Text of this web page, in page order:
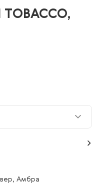
TOBACCO,
Амбра